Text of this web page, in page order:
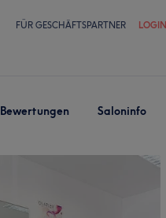
FÜR GESCHÄFTSPARTNER LOGIN
Bewertungen Saloninfo